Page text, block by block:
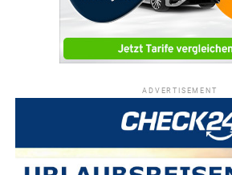
ADVERTISEMENT